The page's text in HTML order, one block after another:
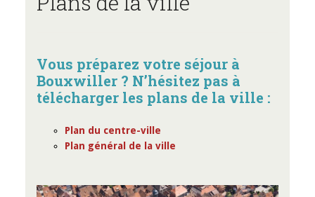
Vous préparez votre séjour à
Bouxwiller ? N’hésitez pas à
télécharger les plans de la ville :
Plan du centre-ville
Plan général de la ville